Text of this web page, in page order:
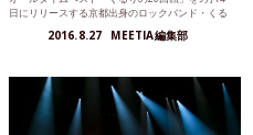
日にリリースする京都出身のロックバンド・くる
2016.8.27 MEETIA編集部